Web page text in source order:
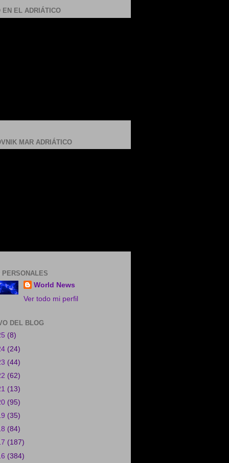
EN EL ADRIÁTICO
MAR ADRIÁTICO
PERSONALES
World News
Ver todo mi perfil
DEL BLOG
(8)
(24)
(44)
(62)
(13)
(95)
(35)
(84)
(187)
(384)